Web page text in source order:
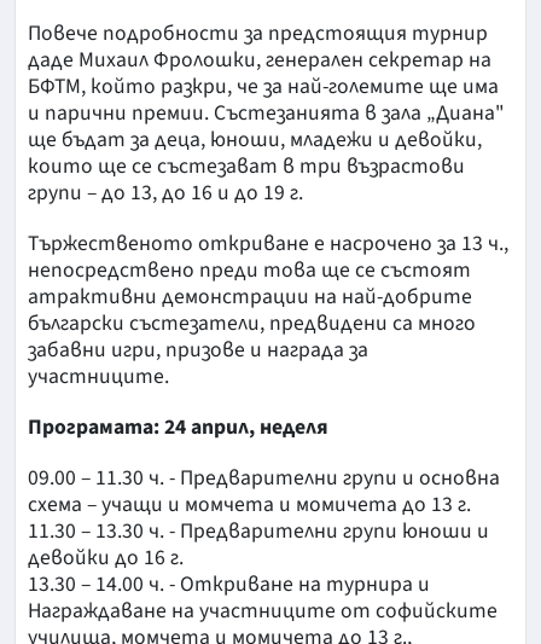
Повече подробности за предстоящия турнир
даде Михаил Фролошки, генерален секретар на
БФТМ, който разкри, че за най-големите ще има
и парични премии. Състезанията в зала „Диана"
ще бъдат за деца, юноши, младежи и девойки,
които ще се състезават в три възрастови
групи – до 13, до 16 и до 19 г.
Тържественото откриване е насрочено за 13 ч.,
непосредствено преди това ще се състоят
атрактивни демонстрации на най-добрите
български състезатели, предвидени са много
забавни игри, призове и награда за
участниците.
Програмата: 24 април, неделя
09.00 – 11.30 ч. - Предварителни групи и основна
схема – учащи и момчета и момичета до 13 г.
11.30 – 13.30 ч. - Предварителни групи юноши и
девойки до 16 г.
13.30 – 14.00 ч. - Откриване на турнира и
Награждаване на участниците от софийските
училища, момчета и момичета до 13 г.,